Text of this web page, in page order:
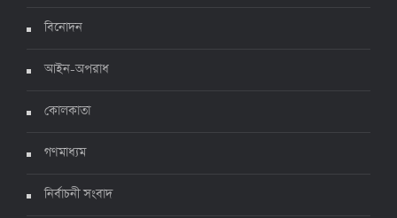
ঊর্ধ্বগতিতে সংক্রমণ, স্বাস্থ্যবিধিতে উদাসীনতা
বিনোদন
আইন-অপরাধ
কোলকাতা
গণমাধ্যম
নির্বাচনী সংবাদ